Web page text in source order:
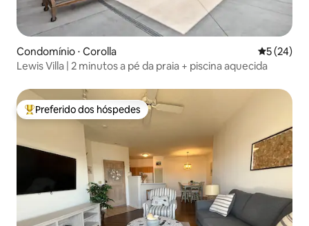
Condomínio ⋅ Corolla 5 de uma
5 (24)
Lewis Villa | 2 minutos a pé da praia + piscina aquecida
Entre os melhores preferidos dos hóspedes
Preferido dos hóspedes